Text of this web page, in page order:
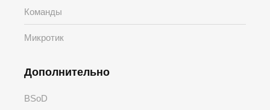
Команды
Микротик
Дополнительно
BSoD